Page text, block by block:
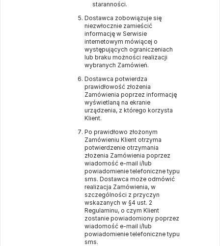
staranności.
Dostawca zobowiązuje się
niezwłocznie zamieścić
informację w Serwisie
internetowym mówiącej o
występujących ograniczeniach
lub braku możności realizacji
wybranych Zamówień.
Dostawca potwierdza
prawidłowość złożenia
Zamówienia poprzez informację
wyświetlaną na ekranie
urządzenia, z którego korzysta
Klient.
Po prawidłowo złożonym
Zamówieniu Klient otrzyma
potwierdzenie otrzymania
złożenia Zamówienia poprzez
wiadomość e-mail i/lub
powiadomienie telefoniczne typu
sms. Dostawca może odmówić
realizacja Zamówienia, w
szczególności z przyczyn
wskazanych w §4 ust. 2
Regulaminu, o czym Klient
zostanie powiadomiony poprzez
wiadomość e-mail i/lub
powiadomienie telefoniczne typu
sms.